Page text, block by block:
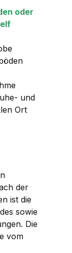
oder
und
Ort
der
ist die
sowie
Die
vom